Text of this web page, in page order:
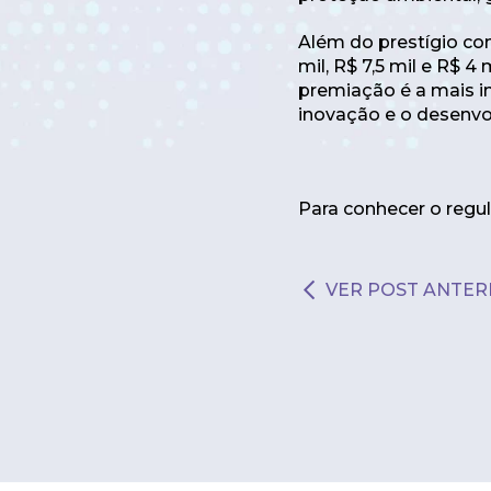
Além do prestígio
mil, R$ 7,5 mil e R$ 4
premiação é a mais
inovação e o
Para conhecer o
VER POST